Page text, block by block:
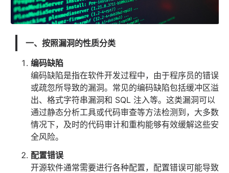
一、按照漏洞的性质分类
编码缺陷
编码缺陷是指在软件开发过程中，由于程序员的错误
或疏忽所导致的漏洞。常见的编码缺陷包括缓冲区溢
出、格式字符串漏洞和 SQL 注入等。这类漏洞可以
通过静态分析工具或代码审查等方法检测到，大多数
情况下，及时的代码审计和重构能够有效缓解这些安
全风险。
配置错误
开源软件通常需要进行各种配置，配置错误可能导致